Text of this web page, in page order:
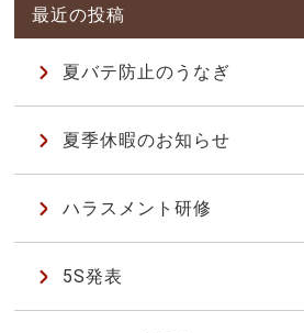
夏バテ防止のうなぎ
夏季休暇のお知らせ
ハラスメント研修
5S発表